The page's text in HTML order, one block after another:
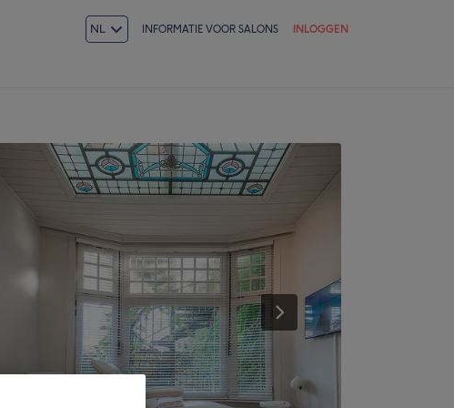
NL INFORMATIE VOOR SALONS INLOGGEN